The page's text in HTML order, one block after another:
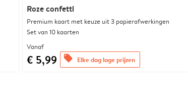
Roze confetti
Premium kaart met keuze uit 3 papierafwerkingen
Set van 10 kaarten
Vanaf
€ 5,99 offers Elke dag lage prijzen